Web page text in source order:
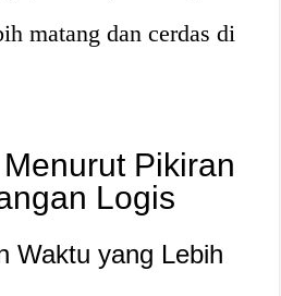
matang dan cerdas di
Pikiran
Logis
Waktu yang Lebih